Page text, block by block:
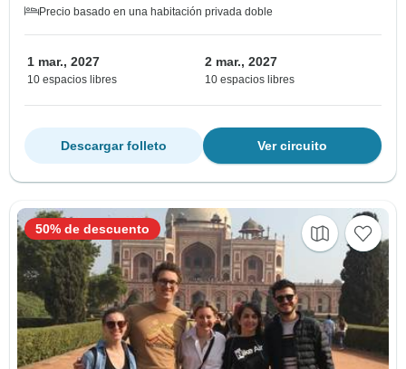
Precio basado en una habitación privada doble
1 mar., 2027
10 espacios libres
2 mar., 2027
10 espacios libres
Ver circuito
Descargar folleto
50% de descuento